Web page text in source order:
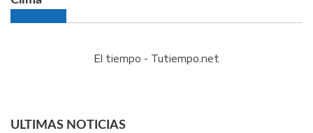
El tiempo - Tutiempo.net
ULTIMAS NOTICIAS